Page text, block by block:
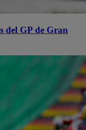
del GP de Gran